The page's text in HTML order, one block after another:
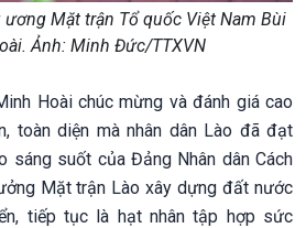
ương Mặt trận Tổ quốc Việt Nam Bùi
Ảnh: Minh Đức/TTXVN
Hoài chúc mừng và đánh giá cao
toàn diện mà nhân dân Lào đã đạt
suốt của Đảng Nhân dân Cách
Mặt trận Lào xây dựng đất nước
tiếp tục là hạt nhân tập hợp sức